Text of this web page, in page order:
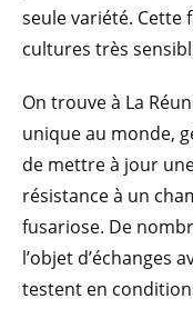
seule variété. Cette
cultures très
On trouve à La
unique au monde,
de mettre à jour
résistance à un
fusariose. De
l’objet d’échanges
testent en